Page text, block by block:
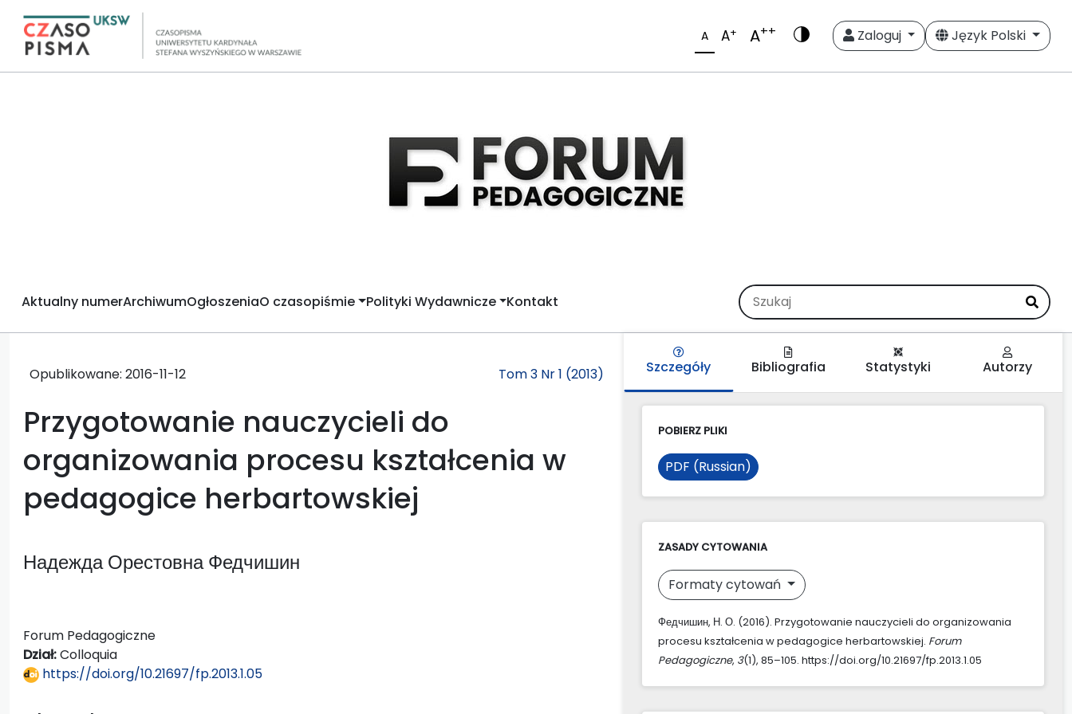
A A+ A++ Zaloguj Język Polski
Aktualny numerArchiwumOgłoszeniaO czasopiśmie Polityki Wydawnicze Kontakt
Opublikowane: 2016-11-12 Tom 3 Nr 1 (2013)
Przygotowanie nauczycieli do
organizowania procesu kształcenia w
pedagogice herbartowskiej
Надежда Орестовна Федчишин
Forum Pedagogiczne
Dział:Colloquia
https://doi.org/10.21697/fp.2013.1.05
Szczegóły Bibliografia Statystyki Autorzy
POBIERZ PLIKI
PDF (Russian)
ZASADY CYTOWANIA
Formaty cytowań
Федчишин, Н. О. (2016). Przygotowanie nauczycieli do organizowania
procesu kształcenia w pedagogice herbartowskiej. Forum
Pedagogiczne, 3(1), 85–105. https://doi.org/10.21697/fp.2013.1.05